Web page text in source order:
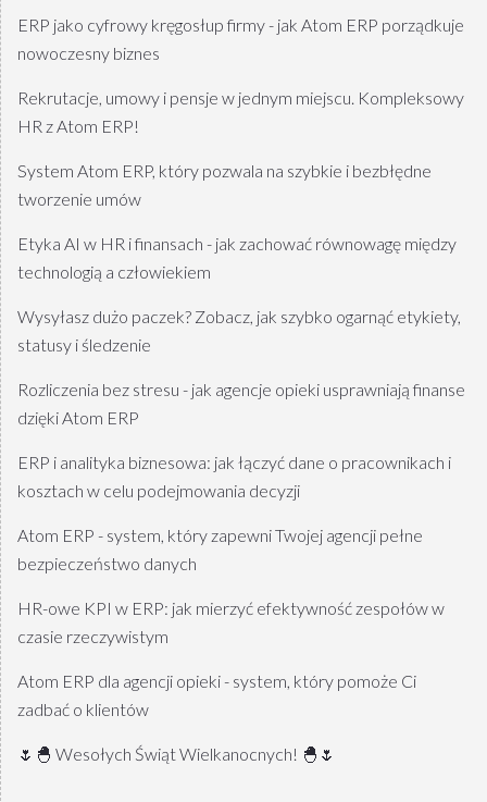
ERP jako cyfrowy kręgosłup firmy - jak Atom ERP porządkuje
nowoczesny biznes
Rekrutacje, umowy i pensje w jednym miejscu. Kompleksowy
HR z Atom ERP!
System Atom ERP, który pozwala na szybkie i bezbłędne
tworzenie umów
Etyka AI w HR i finansach - jak zachować równowagę między
technologią a człowiekiem
Wysyłasz dużo paczek? Zobacz, jak szybko ogarnąć etykiety,
statusy i śledzenie
Rozliczenia bez stresu - jak agencje opieki usprawniają finanse
dzięki Atom ERP
ERP i analityka biznesowa: jak łączyć dane o pracownikach i
kosztach w celu podejmowania decyzji
Atom ERP - system, który zapewni Twojej agencji pełne
bezpieczeństwo danych
HR-owe KPI w ERP: jak mierzyć efektywność zespołów w
czasie rzeczywistym
Atom ERP dla agencji opieki - system, który pomoże Ci
zadbać o klientów
🌷🐣 Wesołych Świąt Wielkanocnych! 🐣🌷